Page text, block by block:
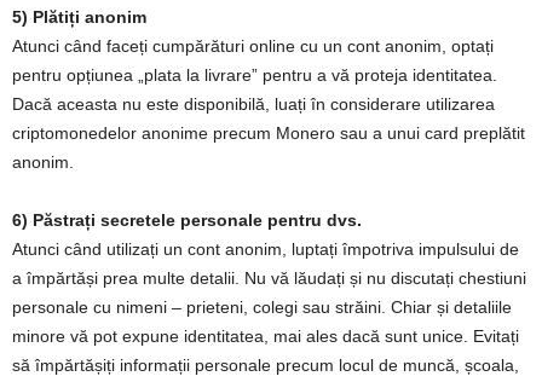
5) Plătiți anonim
Atunci când faceți cumpărături online cu un cont anonim, optați
pentru opțiunea „plata la livrare” pentru a vă proteja identitatea.
Dacă aceasta nu este disponibilă, luați în considerare utilizarea
criptomonedelor anonime precum Monero sau a unui card preplătit
anonim.
6) Păstrați secretele personale pentru dvs.
Atunci când utilizați un cont anonim, luptați împotriva impulsului de
a împărtăși prea multe detalii. Nu vă lăudați și nu discutați chestiuni
personale cu nimeni – prieteni, colegi sau străini. Chiar și detaliile
minore vă pot expune identitatea, mai ales dacă sunt unice. Evitați
să împărtășiți informații personale precum locul de muncă, școala,